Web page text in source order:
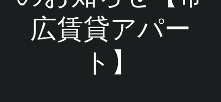
広賃貸アパー
ト】